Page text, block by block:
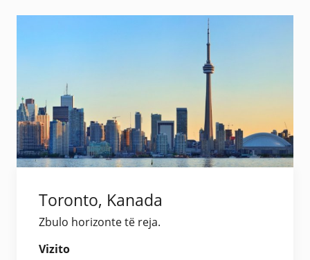
Toronto, Kanada
Zbulo horizonte të reja.
Vizito